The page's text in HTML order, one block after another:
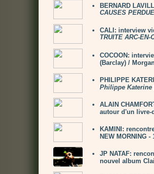
BERNARD
CAUSES
CALI: interview
TRUITE ARC-
COCOON:
(Barclay) /
PHILIPPE
Philippe Katerine
ALAIN
autour d'un livre-
KAMINI:
NEW MORNING -
JP NATAF:
nouvel album